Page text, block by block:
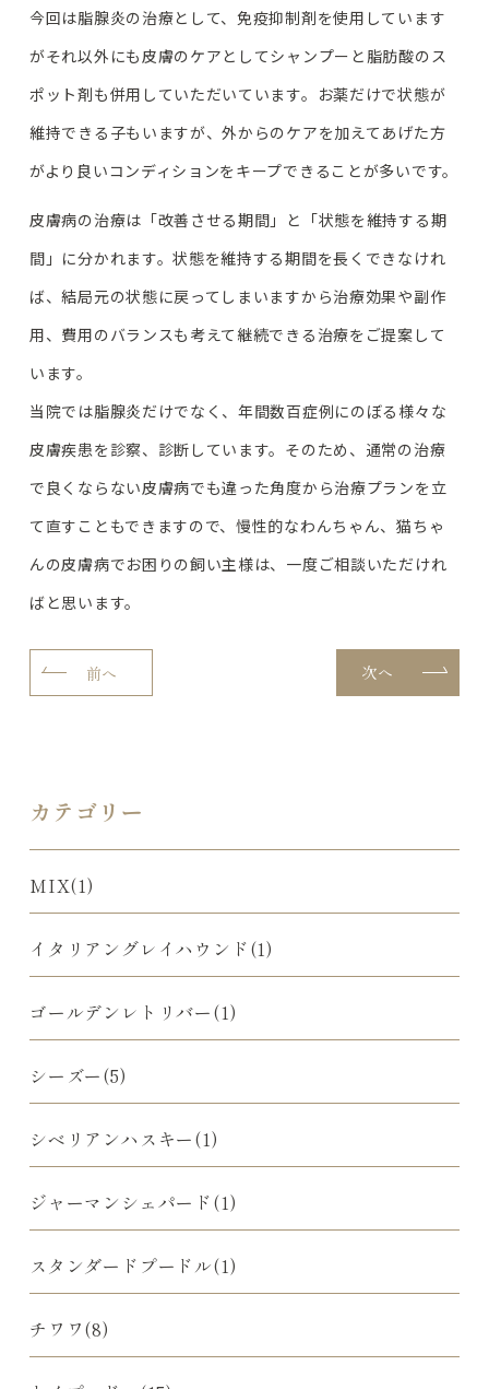
今回は脂腺炎の治療として、免疫抑制剤を使用しています
がそれ以外にも皮膚のケアとしてシャンプーと脂肪酸のス
ポット剤も併用していただいています。お薬だけで状態が
維持できる子もいますが、外からのケアを加えてあげた方
がより良いコンディションをキープできることが多いです。
皮膚病の治療は「改善させる期間」と「状態を維持する期
間」に分かれます。状態を維持する期間を長くできなけれ
ば、結局元の状態に戻ってしまいますから治療効果や副作
用、費用のバランスも考えて継続できる治療をご提案して
います。
当院では脂腺炎だけでなく、年間数百症例にのぼる様々な
皮膚疾患を診察、診断しています。そのため、通常の治療
で良くならない皮膚病でも違った角度から治療プランを立
て直すこともできますので、慢性的なわんちゃん、猫ちゃ
んの皮膚病でお困りの飼い主様は、一度ご相談いただけれ
ばと思います。
前へ 次へ
カテゴリー
MIX(1)
イタリアングレイハウンド(1)
ゴールデンレトリバー(1)
シーズー(5)
シベリアンハスキー(1)
ジャーマンシェパード(1)
スタンダードプードル(1)
チワワ(8)